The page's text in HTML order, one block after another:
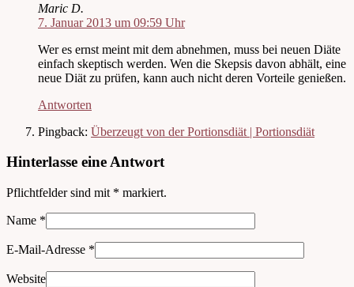
Maric D.
7. Januar 2013 um 09:59 Uhr
Wer es ernst meint mit dem abnehmen, muss bei neuen Diäte
einfach skeptisch werden. Wen die Skepsis davon abhält, eine
neue Diät zu prüfen, kann auch nicht deren Vorteile genießen.
Antworten
Pingback: Überzeugt von der Portionsdiät | Portionsdiät
Hinterlasse eine Antwort
Pflichtfelder sind mit * markiert.
Name *
E-Mail-Adresse *
Website